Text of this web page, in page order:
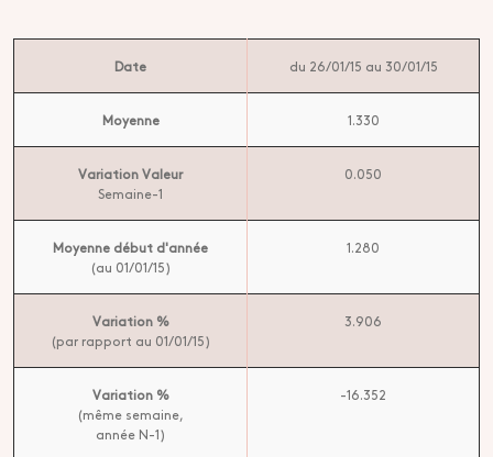
Date du 26/01/15 au 30/01/15
Moyenne 1.330
Variation Valeur
Semaine-1
0.050
Moyenne début d'année
(au 01/01/15)
1.280
Variation %
(par rapport au 01/01/15)
3.906
Variation %
(même semaine,
année N-1)
-16.352